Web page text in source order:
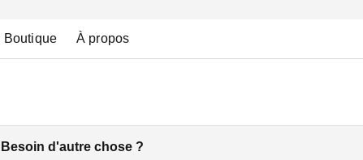
Boutique À propos
Besoin d'autre chose ?